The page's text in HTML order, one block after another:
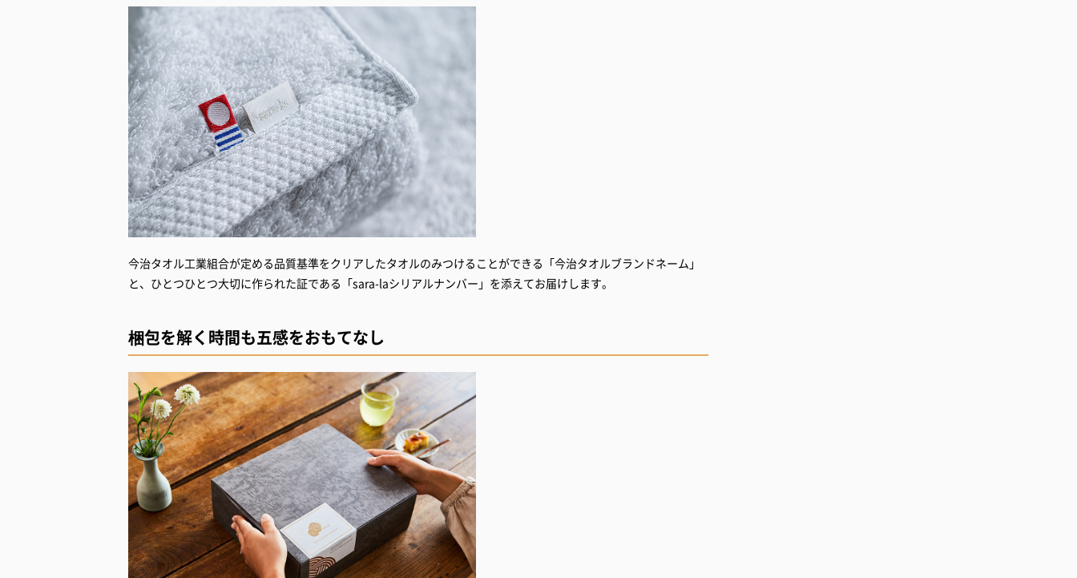
今治タオル工業組合が定める品質基準をクリアしたタオルのみつけることができる「今治タオルブランドネーム」
と、ひとつひとつ大切に作られた証である「sara-laシリアルナンバー」を添えてお届けします。
梱包を解く時間も五感をおもてなし